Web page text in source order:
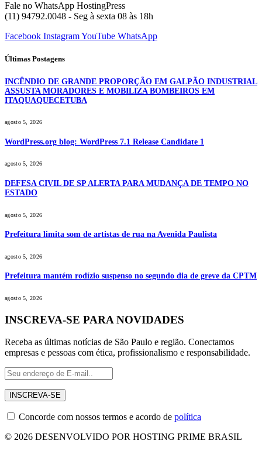
Fale no WhatsApp HostingPress
(11) 94792.0048 - Seg à sexta 08 às 18h
Facebook InstagramYouTube WhatsApp
Últimas Postagens
INCÊNDIO DE GRANDE PROPORÇÃO EM GALPÃO INDUSTRIAL
ASSUSTA MORADORES E MOBILIZA BOMBEIROS EM
ITAQUAQUECETUBA
agosto 5, 2026
WordPress.org blog: WordPress 7.1 Release Candidate 1
agosto 5, 2026
DEFESA CIVIL DE SP ALERTA PARA MUDANÇA DE TEMPO NO
ESTADO
agosto 5, 2026
Prefeitura limita som de artistas de rua na Avenida Paulista
agosto 5, 2026
Prefeitura mantém rodízio suspenso no segundo dia de greve da CPTM
agosto 5, 2026
INSCREVA-SE PARA NOVIDADES
Receba as últimas notícias de São Paulo e região. Conectamos
empresas e pessoas com ética, profissionalismo e responsabilidade.
Concorde com nossos termos e acordo de política
© 2026 DESENVOLVIDO POR HOSTING PRIME BRASIL